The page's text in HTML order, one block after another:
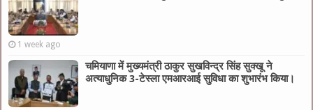
1 week ago
चमियाणा में मुख्यमंत्री ठाकुर सुखविन्द्र सिंह सुक्खू ने
अत्याधुनिक 3-टेस्ला एमआरआई सुविधा का शुभारंभ किया।